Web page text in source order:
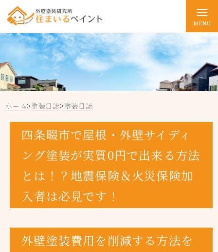
MENU
ホーム>塗装日誌>塗装日誌
四条畷市で屋根・外壁サイディ
ング塗装が実質0円で出来る方法
とは！？地震保険＆火災保険加
入者は必見です！
外壁塗装費用を削減する方法を